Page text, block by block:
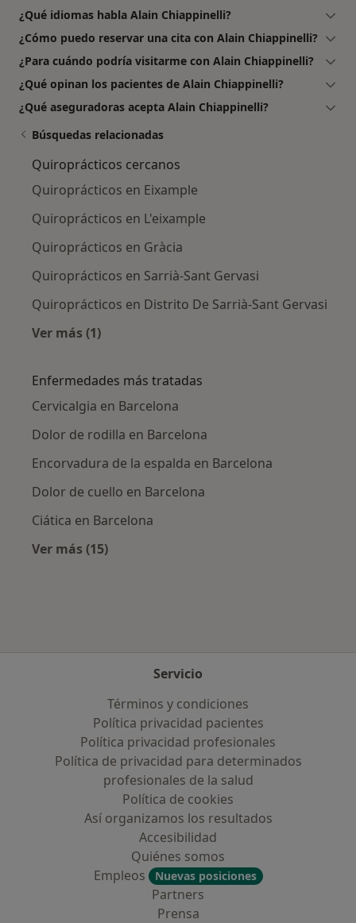
¿Qué idiomas habla Alain Chiappinelli?
¿Cómo puedo reservar una cita con Alain Chiappinelli?
¿Para cuándo podría visitarme con Alain Chiappinelli?
¿Qué opinan los pacientes de Alain Chiappinelli?
¿Qué aseguradoras acepta Alain Chiappinelli?
Búsquedas relacionadas
Quiroprácticos cercanos
Quiroprácticos en Eixample
Quiroprácticos en L'eixample
Quiroprácticos en Gràcia
Quiroprácticos en Sarrià-Sant Gervasi
Quiroprácticos en Distrito De Sarrià-Sant Gervasi
Ver más (1)
Enfermedades más tratadas
Cervicalgia en Barcelona
Dolor de rodilla en Barcelona
Encorvadura de la espalda en Barcelona
Dolor de cuello en Barcelona
Ciática en Barcelona
Ver más (15)
Servicio
Términos y condiciones
Política privacidad pacientes
Política privacidad profesionales
Política de privacidad para determinados
profesionales de la salud
Política de cookies
Así organizamos los resultados
Accesibilidad
Quiénes somos
Empleos
Nuevas posiciones
Partners
Prensa